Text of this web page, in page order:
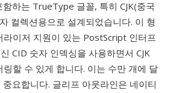
하는 TrueType 글꼴, 특히 CJK(중국
컬렉션용으로 설계되었습니다. 이 형
이저 지원이 있는 PostScript 인터프
CID 숫자 인덱싱을 사용하면서 CJK
할 수 있게 합니다. 이는 수만 개에 달
요합니다. 글리프 아웃라인은 네이티